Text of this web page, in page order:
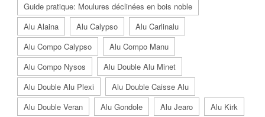
Guide pratique: Moulures déclinées en bois noble
Alu Alaina
Alu Calypso
Alu Carlinalu
Alu Compo Calypso
Alu Compo Manu
Alu Compo Nysos
Alu Double Alu Minet
Alu Double Alu Plexi
Alu Double Caisse Alu
Alu Double Veran
Alu Gondole Alu Jearo
Alu Kirk